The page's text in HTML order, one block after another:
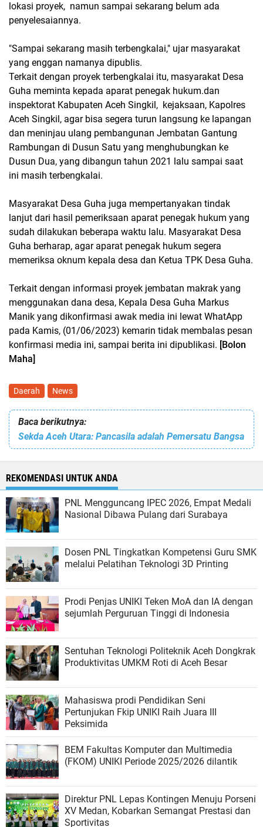
lokasi proyek, namun sampai sekarang belum ada
penyelesaiannya.
"Sampai sekarang masih terbengkalai," ujar masyarakat
yang enggan namanya dipublis.
Terkait dengan proyek terbengkalai itu, masyarakat Desa
Guha meminta kepada aparat penegak hukum.dan
inspektorat Kabupaten Aceh Singkil, kejaksaan, Kapolres
Aceh Singkil, agar bisa segera turun langsung ke lapangan
dan meninjau ulang pembangunan Jembatan Gantung
Rambungan di Dusun Satu yang menghubungkan ke
Dusun Dua, yang dibangun tahun 2021 lalu sampai saat
ini masih terbengkalai.
Masyarakat Desa Guha juga mempertanyakan tindak
lanjut dari hasil pemeriksaan aparat penegak hukum yang
sudah dilakukan beberapa waktu lalu. Masyarakat Desa
Guha berharap, agar aparat penegak hukum segera
memeriksa oknum kepala desa dan Ketua TPK Desa Guha.
Terkait dengan informasi proyek jembatan makrak yang
menggunakan dana desa, Kepala Desa Guha Markus
Manik yang dikonfirmasi awak media ini lewat WhatApp
pada Kamis, (01/06/2023) kemarin tidak membalas pesan
konfirmasi media ini, sampai berita ini dipublikasi. [Bolon
Maha]
Daerah News
Baca berikutnya:
Sekda Aceh Utara: Pancasila adalah Pemersatu Bangsa
REKOMENDASI UNTUK ANDA
PNL Mengguncang IPEC 2026, Empat Medali
Nasional Dibawa Pulang dari Surabaya
Dosen PNL Tingkatkan Kompetensi Guru SMK
melalui Pelatihan Teknologi 3D Printing
Prodi Penjas UNIKI Teken MoA dan IA dengan
sejumlah Perguruan Tinggi di Indonesia
Sentuhan Teknologi Politeknik Aceh Dongkrak
Produktivitas UMKM Roti di Aceh Besar
Mahasiswa prodi Pendidikan Seni
Pertunjukan Fkip UNIKI Raih Juara III
Peksimida
BEM Fakultas Komputer dan Multimedia
(FKOM) UNIKI Periode 2025/2026 dilantik
Direktur PNL Lepas Kontingen Menuju Porseni
XV Medan, Kobarkan Semangat Prestasi dan
Sportivitas